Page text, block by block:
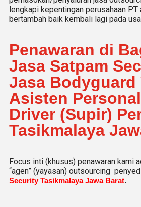
lengkapi kepentingan perusahaan PT
bertambah baik kembali lagi pada
Penawaran di
Jasa Satpam
Jasa Bodyguard
Asisten
Driver (Supir)
Tasikmalaya
Focus inti (khusus) penawaran kami
“agen” (yayasan) outsourcing
Security Tasikmalaya Jawa Barat.